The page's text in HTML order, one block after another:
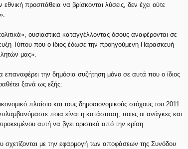
προσπάθεια να βρίσκονται λύσεις, δεν έχει ούτε
ουσιαστικά καταγγέλλοντας όσους αναφέρονται σε
Τύπου που ο ίδιος έδωσε την προηγούμενη Παρασκευή
μας».
την δημόσια συζήτηση μόνο σε αυτά που ο ίδιος
ξανά ως εξής:
πλαίσιο και τους δημοσιονομικούς στόχους του 2011
ποια είναι η κατάσταση, ποιες οι ανάγκες και
αυτή να βγει οριστικά από την κρίση.
σχετίζονται με την εφαρμογή των αποφάσεων της Συνόδου